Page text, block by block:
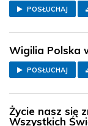
POSŁUCHAJ
Wigilia Polska
POSŁUCHAJ
Życie nasz się
Wszystkich